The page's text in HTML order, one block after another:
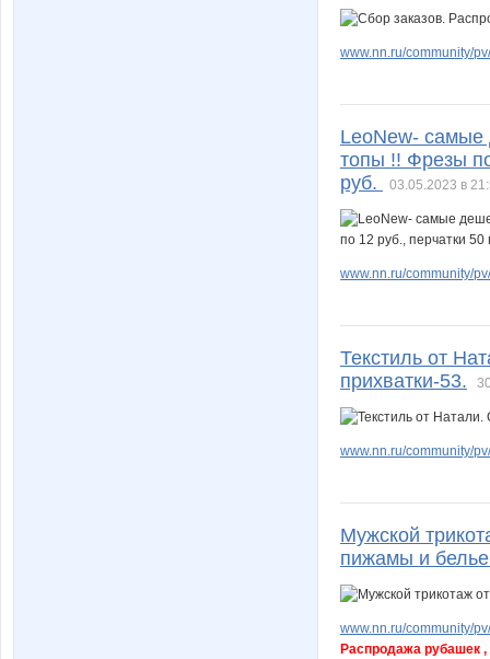
www.nn.ru/community/
LeoNew- самые
топы !! Фрезы
руб.
03.05.2023 в
www.nn.ru/community/
Текстиль от
прихватки-53.
www.nn.ru/community/
Мужской
пижамы и
www.nn.ru/community/
Распродажа рубашек ,